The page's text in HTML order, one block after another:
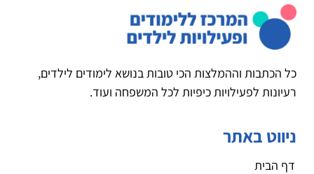
כל הכתבות וההמלצות הכי טובות בנושא לימודים לילדים,
רעיונות לפעילויות כיפיות לכל המשפחה ועוד.
ניווט באתר
דף הבית